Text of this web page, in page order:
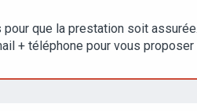
que la prestation soit
+ téléphone pour vous proposer